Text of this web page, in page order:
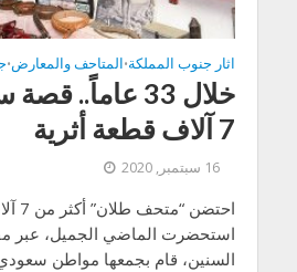
اثار جنوب المملكة•المتاحف والمعارض•
خلال 33 عاماً..
7 آلاف قطعة أثرية
16 سبتمبر, 2020
استحضرت الماضي الجميل، عبر